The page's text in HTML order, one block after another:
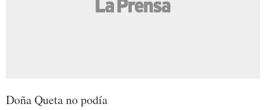
Doña Queta no podía